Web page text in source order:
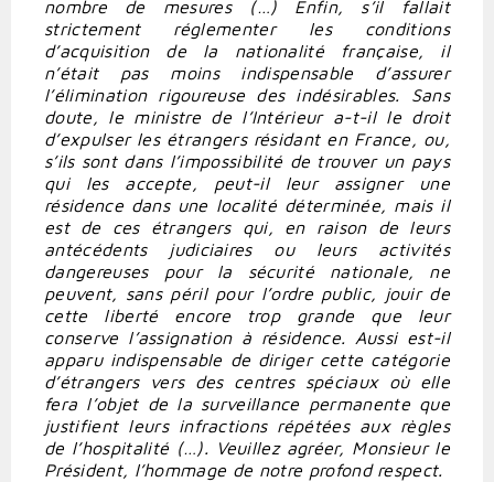
nombre de mesures (…) Enfin, s’il fallait
strictement réglementer les conditions
d’acquisition de la nationalité française, il
n’était pas moins indispensable d’assurer
l’élimination rigoureuse des indésirables. Sans
doute, le ministre de l’Intérieur a-t-il le droit
d’expulser les étrangers résidant en France, ou,
s’ils sont dans l’impossibilité de trouver un pays
qui les accepte, peut-il leur assigner une
résidence dans une localité déterminée, mais il
est de ces étrangers qui, en raison de leurs
antécédents judiciaires ou leurs activités
dangereuses pour la sécurité nationale, ne
peuvent, sans péril pour l’ordre public, jouir de
cette liberté encore trop grande que leur
conserve l’assignation à résidence. Aussi est-il
apparu indispensable de diriger cette catégorie
d’étrangers vers des centres spéciaux où elle
fera l’objet de la surveillance permanente que
justifient leurs infractions répétées aux règles
de l’hospitalité (…). Veuillez agréer, Monsieur le
Président, l’hommage de notre profond respect.